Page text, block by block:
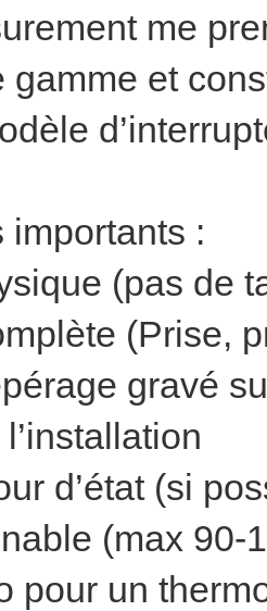
me
gamme et
importants :
(pas de
(Prise,
gravé
d’état (si
(max 90-
pour un